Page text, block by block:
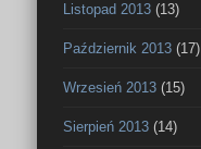
Listopad 2013 (13)
Październik 2013 (17)
Wrzesień 2013 (15)
Sierpień 2013 (14)